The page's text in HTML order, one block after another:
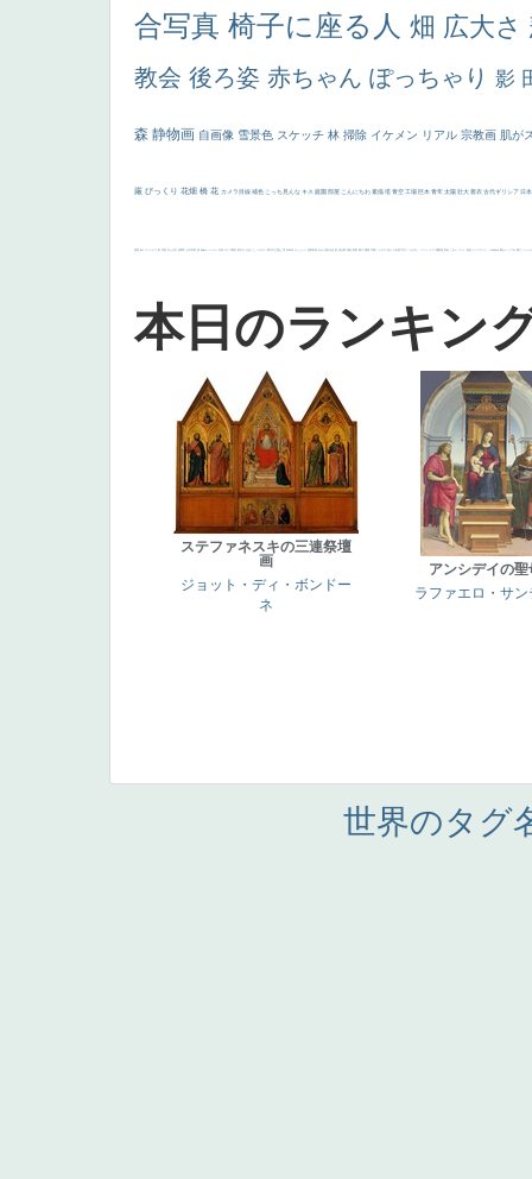
合写真 椅子に座る人 畑 広大さ
教会 後ろ姿 赤ちゃん ぽっちゃり 影
森 静物画 自画像 雪景色 スケッチ 林 掃除 イケメン リアル 宗教画 肌が
厳 びっくり 花畑 橋 花 カメラ目線 補色 こっち見んな キス 庭園 部屋 こんにちわ 素描 塔 青空 工場 巨木 青年 太陽 壮大 着衣 古代ギリシア 日
画質 last ヴィーナス 剣 白人少女 食事中 山本芳翠 麦 alciato ハーレム 女神 ローマ教皇 奥行き 火起こし シスター 東方の三博士 114514 かっこいい 受胎告知 天から覗き込む顔 設計図 挿絵 群衆 親子 裸婦 可愛い ピサロ ＃名画で学ぶ「たるみ」 ニーソックス 躍動感 黄色 こわい コート 畦道 レンブラント・ sekkusu 暖かい バブみ 靴下 ショッ
本日のランキン
ステファネスキの三連祭壇
画
ジョット・ディ・ボンドー
ネ
アンシデイの聖
ラファエロ・サン
世界のタグ